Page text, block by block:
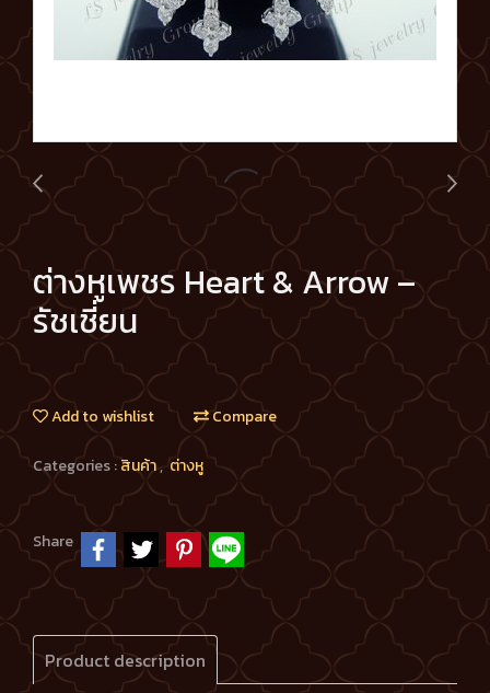
ต่างหูเพชร Heart & Arrow –
รัชเชี่ยน
Add to wishlist Compare
Categories :สินค้า, ต่างหู
Share
Product description